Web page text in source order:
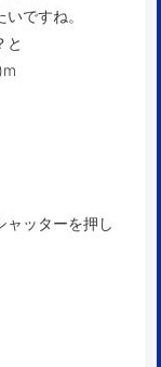
ですね。
と
ャッターを押し